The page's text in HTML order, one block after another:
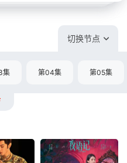
切换节点
集 第04集 第05集